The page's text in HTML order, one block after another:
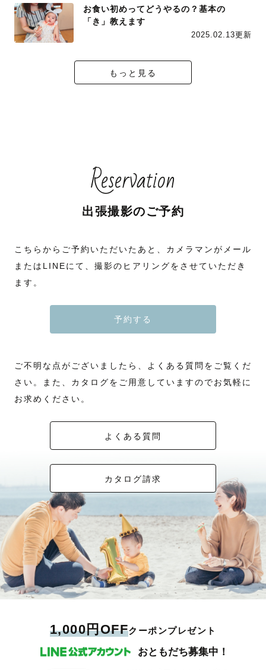
お食い初めってどうやるの？基本の
「き」教えます
2025.02.13更新
もっと見る
Reservation
出張撮影のご予約
こちらからご予約いただいたあと、カメラマンがメール
またはLINEにて、撮影のヒアリングをさせていただき
ます。
予約する
ご不明な点がございましたら、よくある質問をご覧くだ
さい。また、カタログをご用意していますのでお気軽に
お求めください。
よくある質問
カタログ請求
1,000円OFFクーポンプレゼント
おともだち募集中！